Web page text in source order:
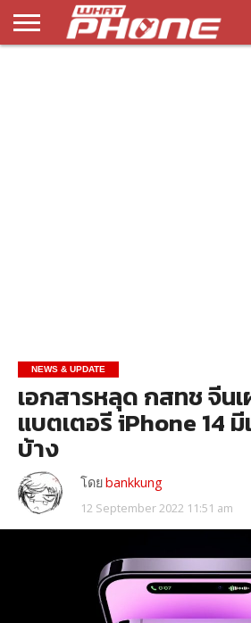
NEWS & UPDATE
เอกสารหลุด กสทช จีน
แบตเตอรี iPhone 14 มี
บ้าง
โดยbankkung
12 September 2022 11:51 am